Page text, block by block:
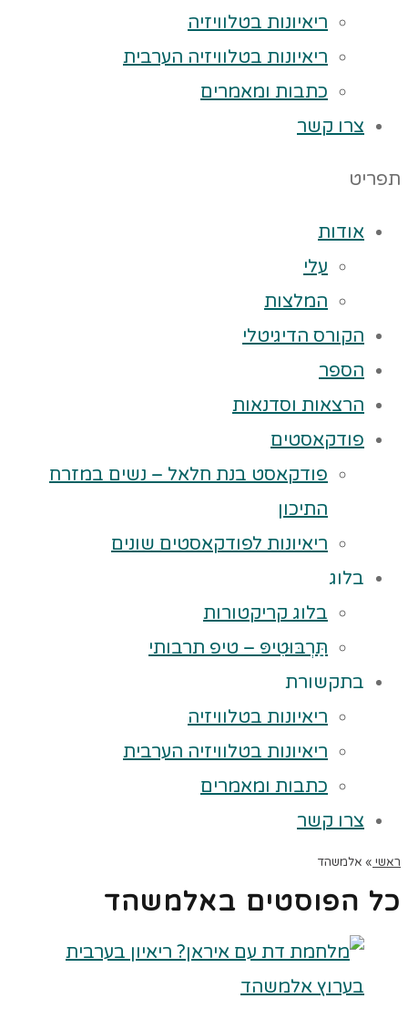
ריאיונות בטלוויזיה
ריאיונות בטלוויזיה הערבית
כתבות ומאמרים
צרו קשר
תפריט
אודות
עלי
המלצות
הקורס הדיגיטלי
הספר
הרצאות וסדנאות
פודקאסטים
פודקאסט בנת חלאל – נשים במזרח
התיכון
ריאיונות לפודקאסטים שונים
בלוג
בלוג קריקטורות
תַּרְבּוּטִיפּ – טיפ תרבותי
בתקשורת
ריאיונות בטלוויזיה
ריאיונות בטלוויזיה הערבית
כתבות ומאמרים
צרו קשר
ראשי » אלמשהד
כל הפוסטים באלמשהד